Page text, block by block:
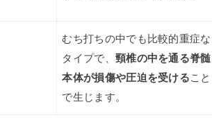
むち打ちの中でも比較的重症な
タイプで、 頸椎の中を通る脊髄
本体が損傷や圧迫を受けること
で生じます。